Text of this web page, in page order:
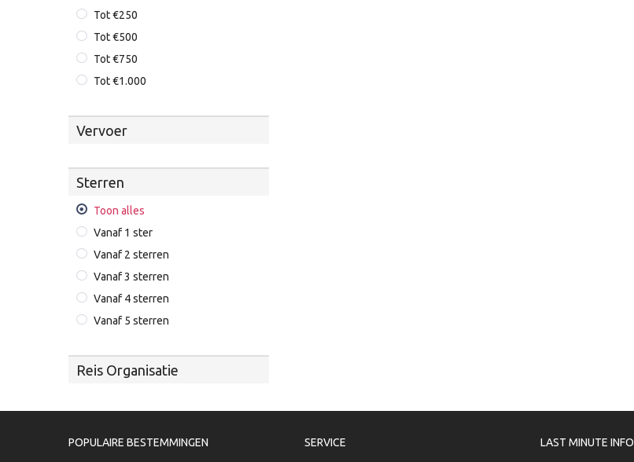
Tot €250
Tot €500
Tot €750
Tot €1.000
Vervoer
Sterren
Toon alles
Vanaf 1 ster
Vanaf 2 sterren
Vanaf 3 sterren
Vanaf 4 sterren
Vanaf 5 sterren
Reis Organisatie
POPULAIRE BESTEMMINGEN SERVICE LAST MINUTE INFO